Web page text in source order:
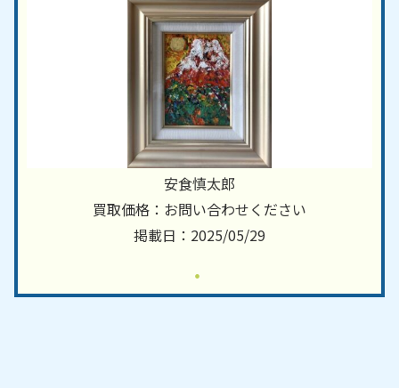
安食慎太郎
買取価格：お問い合わせください
掲載日：2025/05/29